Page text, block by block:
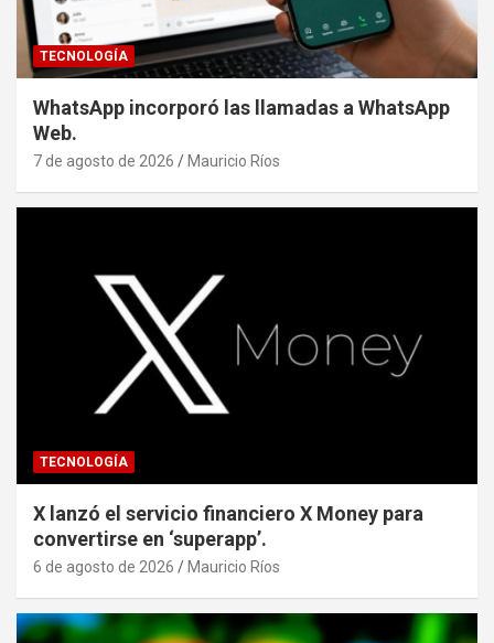
TECNOLOGÍA
WhatsApp incorporó las llamadas a WhatsApp
Web.
7 de agosto de 2026 Mauricio Ríos
TECNOLOGÍA
X lanzó el servicio financiero X Money para
convertirse en ‘superapp’.
6 de agosto de 2026 Mauricio Ríos